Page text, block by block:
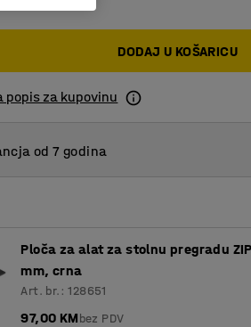
DODAJ U KOŠARICU
popis za kupovinu
od 7 godina
Ploča za alat za stolnu pregradu
mm, crna
Art. br.: 128651
97,00 KMbez PDV